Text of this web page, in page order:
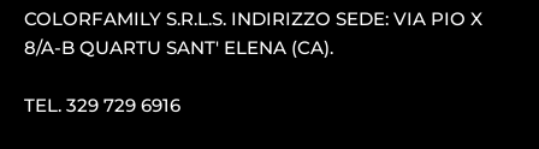
COLORFAMILY S.R.L.S. INDIRIZZO SEDE: VIA PIO X
8/A-B QUARTU SANT′ ELENA (CA).
TEL. 329 729 6916